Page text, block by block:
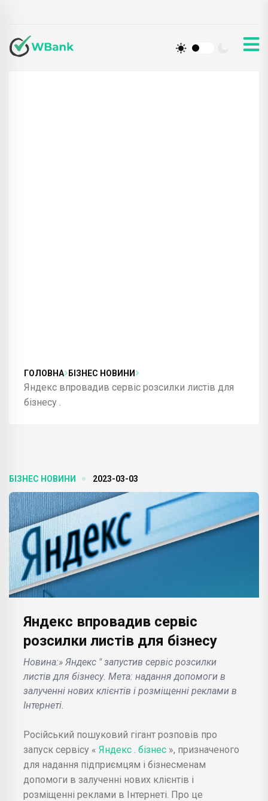
ГОЛОВНА БІЗНЕС НОВИНИ
Яндекс впровадив сервіс розсилки листів для
бізнесу .
БІЗНЕС НОВИНИ 2023-03-03
Яндекс впровадив сервіс
розсилки листів для бізнесу
Новина:» Яндекс " запустив сервіс розсилки
листів для бізнесу. Мета: надання допомоги в
залученні нових клієнтів і розміщенні реклами в
Інтернеті.
Російський пошуковий гігант розповів про
запуск сервісу « Яндекс бізнес », призначеного
для надання підприємцям і бізнесменам
допомоги в залученні нових клієнтів і
розміщенні реклами в Інтернеті. Про це